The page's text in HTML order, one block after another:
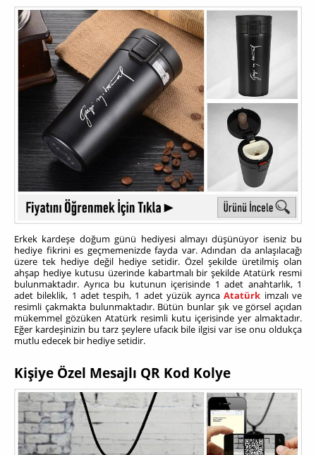
Erkek kardeşe doğum günü hediyesi almayı düşünüyor iseniz bu
hediye fikrini es geçmemenizde fayda var. Adından da anlaşılacağı
üzere tek hediye değil hediye setidir. Özel şekilde üretilmiş olan
ahşap hediye kutusu üzerinde kabartmalı bir şekilde Atatürk resmi
bulunmaktadır. Ayrıca bu kutunun içerisinde 1 adet anahtarlık, 1
adet bileklik, 1 adet tespih, 1 adet yüzük ayrıcaAtatürk imzalı ve
resimli çakmakta bulunmaktadır. Bütün bunlar şık ve görsel açıdan
mükemmel gözüken Atatürk resimli kutu içerisinde yer almaktadır.
Eğer kardeşinizin bu tarz şeylere ufacık bile ilgisi var ise onu oldukça
mutlu edecek bir hediye setidir.
Kişiye Özel Mesajlı QR Kod Kolye